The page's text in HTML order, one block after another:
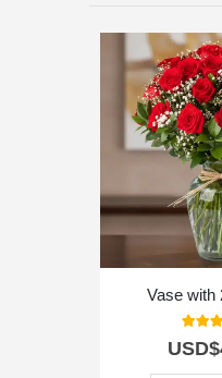
Vase with
USD$